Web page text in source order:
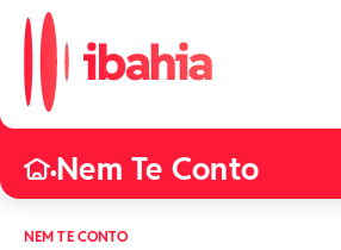
•Nem Te Conto
NEM TE CONTO